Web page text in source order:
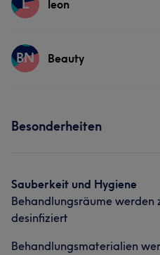
L leon
Services
BN Beauty
Besonderheiten
Sauberkeit und Hygiene
Behandlungsräume werden
desinfiziert
Behandlungsmaterialien